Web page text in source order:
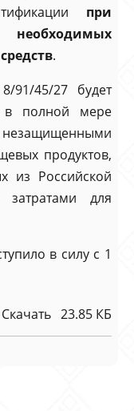
при
.
91/45/27 будет
в полной мере
продуктов,
из Российской
для
в силу с 1
Скачать 23.85 КБ